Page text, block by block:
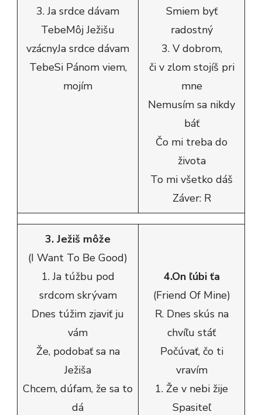
3. Ja srdce dávam
TebeMôj Ježišu
vzácnyJa srdce dávam
TebeSi Pánom viem,
mojím
Smiem byť
radostný
3. V dobrom,
či v zlom stojíš pri
mne
Nemusím sa nikdy
báť
Čo mi treba do
života
To mi všetko dáš
Záver: R
3. Ježiš môže
(I Want To Be Good)
1. Ja túžbu pod
srdcom skrývam
Dnes túžim zjaviť ju
vám
Že, podobať sa na
Ježiša
Chcem, dúfam, že sa to
dá
4.On ľúbi ťa
(Friend Of Mine)
R. Dnes skús na
chvíľu stáť
Počúvať, čo ti
vravím
1. Že v nebi žije
Spasiteľ